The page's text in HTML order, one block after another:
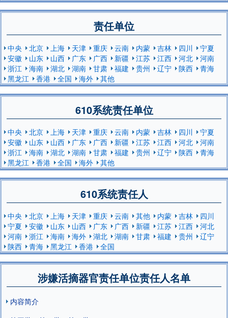
责任单位
中央 北京 上海 天津 重庆 云南 内蒙 吉林 四川
宁夏
安徽
山东 山西 广东 广西 新疆 江苏 江西 河北
河南
浙江
海南 湖北 湖南 甘肃 福建 贵州 辽宁 陕西
青海
黑龙江
香港 全国 海外 其他
610系统责任单位
中央 北京 上海 天津 重庆 云南 内蒙 吉林 四川
宁夏
安徽
山东 山西 广东 广西 新疆 江苏 江西 河北
河南
浙江
海南 湖北 湖南 甘肃 福建 贵州 辽宁 陕西
青海
黑龙江
香港 全国 海外 其他
610系统责任人
中央 北京 上海 天津 重庆 云南 其他 内蒙 吉林
四川
宁夏
安徽 山东 山西 广东 广西 新疆 江苏 江西
河北
河南
浙江 海南 海外 湖北 湖南 甘肃 福建 贵州
辽宁
陕西
青海 黑龙江 香港 全国
涉嫌活摘器官责任单位责任人名单
内容简介